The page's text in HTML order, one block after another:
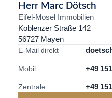
Herr Marc Dötsch
Eifel-Mosel Immobilien
Koblenzer Straße 142
56727 Mayen
E-Mail direkt
Mobil +49
Zentrale +49